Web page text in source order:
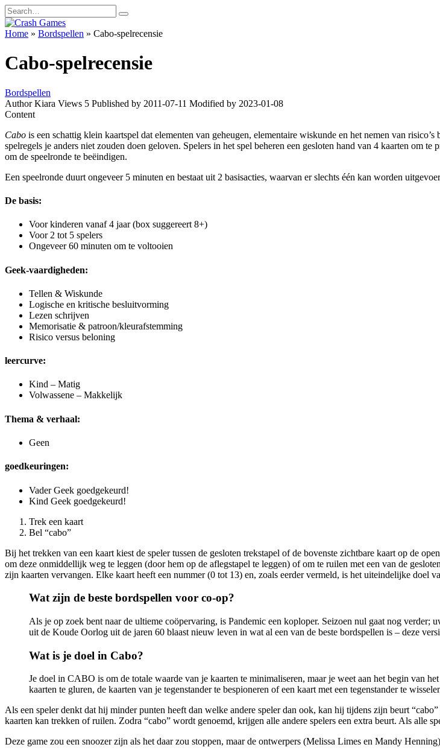
Skip
to
content
Search
for:
Home » Bordspellen » Cabo-spelrecensie
Cabo-spelrecensie
Bordspellen
Author Kiara Views 5 Published by 2011-07-11 Modified by 2023-01-08
Content
Cabo is een schattig klein kaartspel dat elementen van geheugen, elementaire wiskunde en het nemen van
spelregels je anders niet zouden doen geloven. Spelers in het spel beheren een gesloten hand van 4 kaarten om
om de speelronde te beëindigen.
Een speelronde duurt ongeveer 5 minuten en bestaat uit 2 basisacties, waarvan er slechts één kan worden
De basis:
Voor kinderen vanaf 4 jaar (box suggereert 8+)
Voor 2 tot 5 spelers
Ongeveer 60 minuten om te voltooien
Geek-vaardigheden:
Tellen & Wiskunde
Logische en kritische besluitvorming
Lezen schrijven
Memorisatie & patroon/kleurafstemming
Risico versus beloning
leercurve:
Kind – Matig
Volwassene – Makkelijk
Thema & verhaal:
Geen
goedkeuringen:
Vader Geek goedgekeurd!
Kind Geek goedgekeurd!
Trek een kaart
Bel “cabo”
Bij het trekken van een kaart kiest de speler tussen de gesloten trekstapel of de bovenste zichtbare kaart op de
om deze onmiddellijk weg te leggen (door hem op de aflegstapel te leggen) of om te ruilen met een van de
zijn kaarten vervangen. Elke kaart heeft een nummer (0 tot 13) en, zoals eerder vermeld, is het uiteindelijke doel
Wat zijn de beste bordspellen voor co-op?
Als je op zoek bent naar de ultieme coöpervaring, is Pandemic een koploper. Seizoen nul gaat nog verder;
uit de Koude Oorlog uit de jaren 60 blaast nieuw leven in wat al een van de beste bordspellen is – deze
Wat is je doel in Cabo?
Je doel in CABO is om de totale waarde van je kaarten te minimaliseren, maar je weet aan het begin van
kaarten te gluren, de kaarten van je tegenstander te bespioneren of een kaart met een tegenstander te
Als een speler denkt dat hij minder punten heeft dan welke andere speler dan ook, kan hij tijdens zijn beurt
kaarten kan trekken of ruilen. Zodra “cabo” wordt genoemd, krijgen alle andere spelers een extra beurt. Als alle
Deze game zou een snoozer zijn als het daar zou stoppen, maar de ontwerpers (Melissa Limes en Mandy